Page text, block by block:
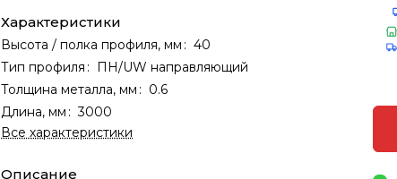
Характеристики
Высота / полка профиля, мм : 40
Тип профиля : ПН/UW направляющий
Толщина металла, мм : 0.6
Длина, мм : 3000
Все характеристики
Описание